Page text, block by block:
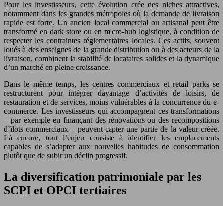
Pour les investisseurs, cette évolution crée des niches attractives,
notamment dans les grandes métropoles où la demande de livraison
rapide est forte. Un ancien local commercial ou artisanal peut être
transformé en dark store ou en micro-hub logistique, à condition de
respecter les contraintes réglementaires locales. Ces actifs, souvent
loués à des enseignes de la grande distribution ou à des acteurs de la
livraison, combinent la stabilité de locataires solides et la dynamique
d’un marché en pleine croissance.
Dans le même temps, les centres commerciaux et retail parks se
restructurent pour intégrer davantage d’activités de loisirs, de
restauration et de services, moins vulnérables à la concurrence du e-
commerce. Les investisseurs qui accompagnent ces transformations
– par exemple en finançant des rénovations ou des recompositions
d’îlots commerciaux – peuvent capter une partie de la valeur créée.
Là encore, tout l’enjeu consiste à identifier les emplacements
capables de s’adapter aux nouvelles habitudes de consommation
plutôt que de subir un déclin progressif.
La diversification patrimoniale par les
SCPI et OPCI tertiaires